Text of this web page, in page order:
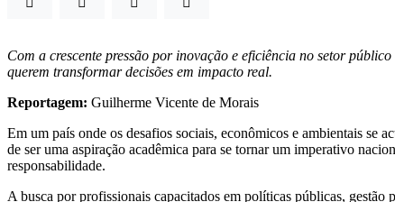
Com a crescente pressão por inovação e eficiência no setor
querem transformar decisões em impacto real.
Reportagem: Guilherme Vicente de Morais
Em um país onde os desafios sociais, econômicos e ambientais se
de ser uma aspiração acadêmica para se tornar um imperativo
responsabilidade.
A busca por profissionais capacitados em políticas públicas,